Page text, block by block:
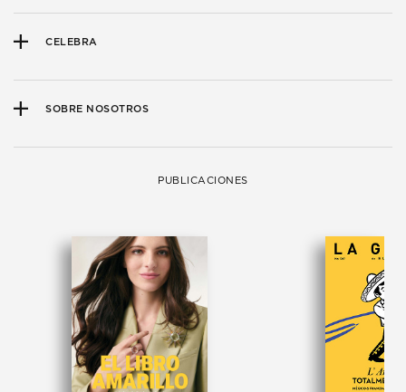
CELEBRA
SOBRE NOSOTROS
PUBLICACIONES